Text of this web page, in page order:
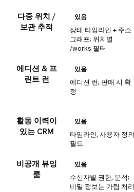
다중 위치 /
보관 추적
있음
상태 타임라인 + 주소
그래프; 위치별
/works 필터
에디션 & 프
린트 런
있음
에디션 런; 판매 시 확
정
활동 이력이
있는 CRM
있음
타임라인, 사용자 정의
필드
비공개 뷰잉
룸
있음
수신자별 권한, 분석;
비밀 정보는 가림 처리